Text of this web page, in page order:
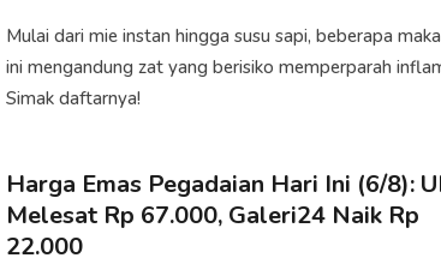
Mulai dari mie instan hingga susu sapi, beberapa
ini mengandung zat yang berisiko memperparah
Simak daftarnya!
Harga Emas Pegadaian Hari Ini (6/8):
Melesat Rp 67.000, Galeri24 Naik Rp
22.000